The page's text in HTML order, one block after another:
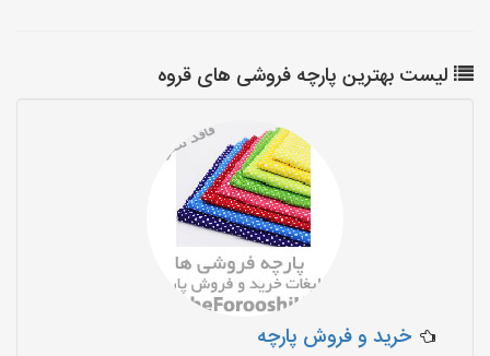
لیست بهترین پارچه فروشی های قروه
خرید و فروش پارچه